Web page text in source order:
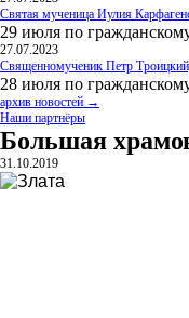
Святая мученица Иулия
29 июля по
27.07.2023
Священномученик Петр
28 июля по
архив новостей →
Наши партнёры
Большая
31.10.2019